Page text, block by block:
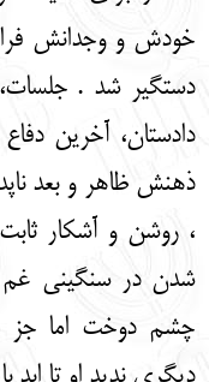
خودش و وجدانش
دستگیر شد . جلسات،
دادستان، آخرین
ذهنش ظاهر و بعد
، روشن و آشکار
شدن در سنگینی
چشم دوخت اما جز